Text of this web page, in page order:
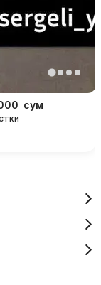
сум